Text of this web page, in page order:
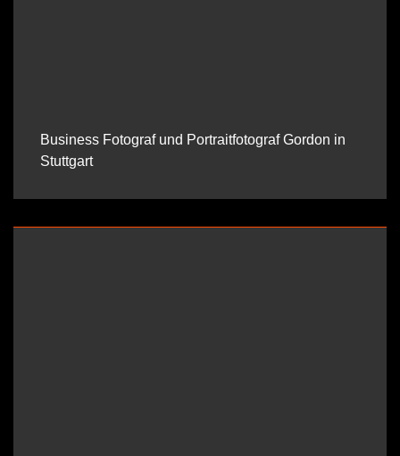
Business Fotograf und Portraitfotograf Gordon in
Stuttgart